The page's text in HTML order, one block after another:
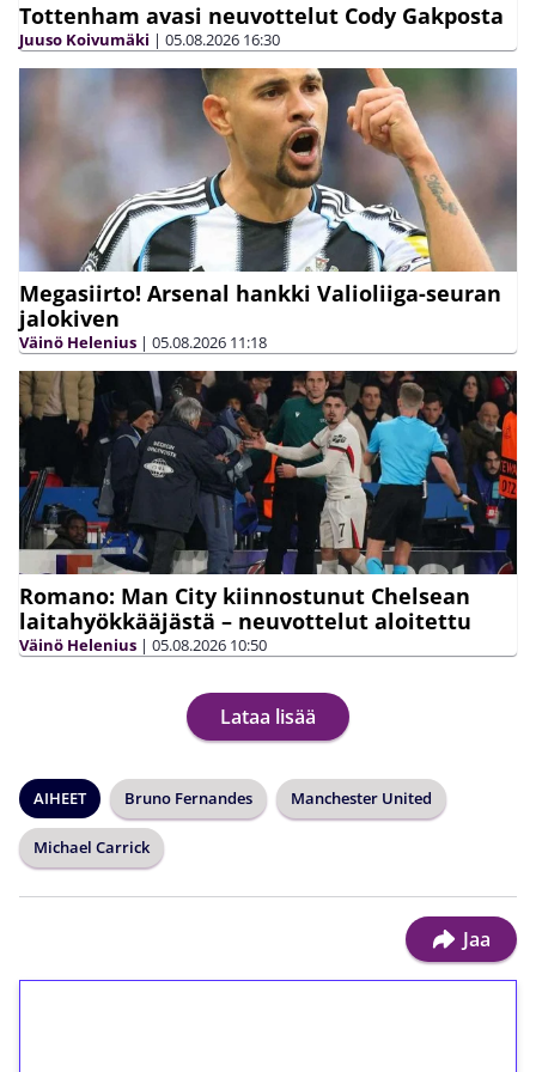
Tottenham avasi neuvottelut Cody Gakposta
Juuso Koivumäki | 05.08.2026 16:30
Megasiirto! Arsenal hankki Valioliiga-seuran
jalokiven
Väinö Helenius | 05.08.2026 11:18
Romano: Man City kiinnostunut Chelsean
laitahyökkääjästä – neuvottelut aloitettu
Väinö Helenius | 05.08.2026 10:50
Lataa lisää
AIHEET Bruno Fernandes Manchester United
Michael Carrick
Jaa